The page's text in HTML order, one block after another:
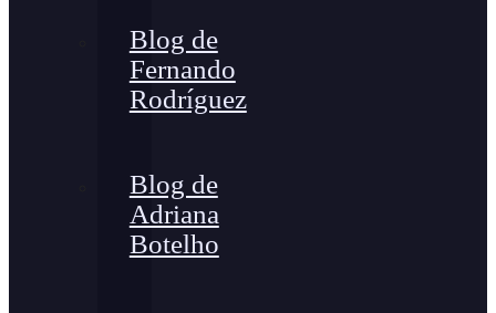
Blog de
Fernando
Rodríguez
Blog de
Adriana
Botelho